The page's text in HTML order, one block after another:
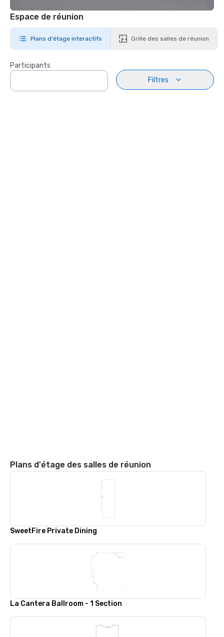
Espace de réunion
Plans d'étage interactifs Grille des salles de réunion
Participants
Filtres
Plans d'étage des salles de réunion
SweetFire Private Dining
La Cantera Ballroom - 1 Section